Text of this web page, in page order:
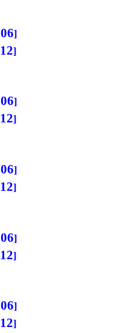
06
12
06
12
06
12
06
12
06
12